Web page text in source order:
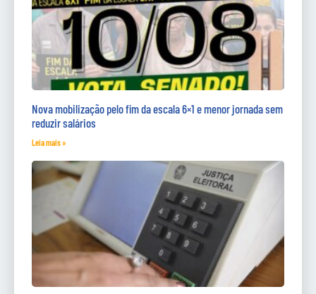
Nova mobilização pelo fim da escala 6×1 e menor jornada sem
reduzir salários
Leia mais »